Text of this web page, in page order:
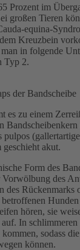
Prozent im
großen Tieren
equina-
Kreuzbein
in folgende
Typ 2.
der Bandscheibe
es zu einem
pulpos
akut.
Form des
des
des Rückenmarks
Hunden
hören, sie
In schlimmeren
sodass
können.